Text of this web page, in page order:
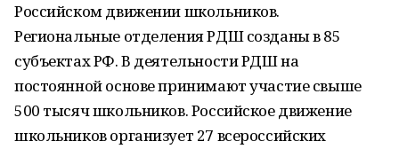
Российском движении школьников.
Региональные отделения РДШ созданы в 85
субъектах РФ. В деятельности РДШ на
постоянной основе принимают участие свыше
500 тысяч школьников. Российское движение
школьников организует 27 всероссийских